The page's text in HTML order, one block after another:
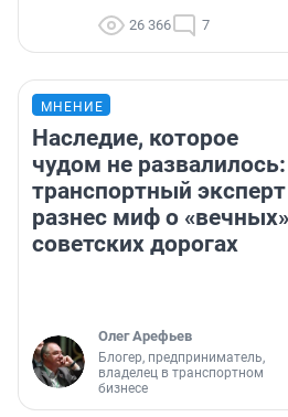
26 366 7
МНЕНИЕ
Наследие, которое
чудом не развалилось:
транспортный эксперт
разнес миф о «вечных»
советских дорогах
Олег Арефьев
Блогер, предприниматель,
владелец в транспортном
бизнесе